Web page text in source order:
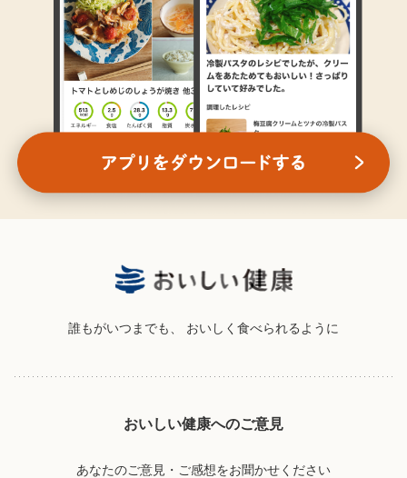
誰もがいつまでも、 おいしく食べられるように
おいしい健康へのご意見
あなたのご意見・ご感想をお聞かせください